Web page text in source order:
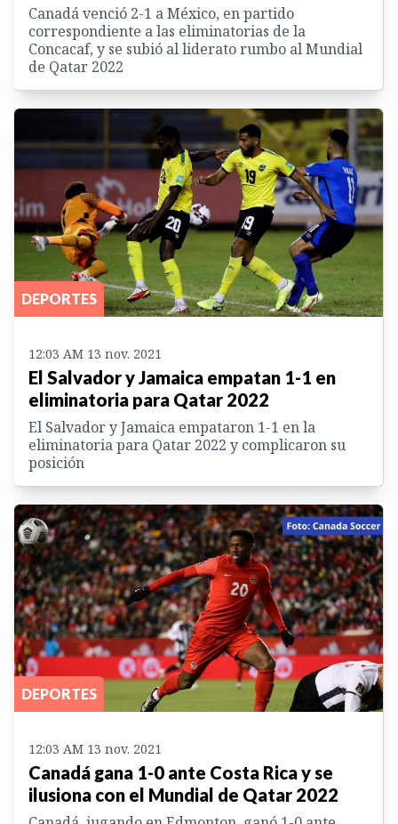
Canadá venció 2-1 a México, en partido
correspondiente a las eliminatorias de la
Concacaf, y se subió al liderato rumbo al Mundial
de Qatar 2022
DEPORTES
12:03 AM 13 nov. 2021
El Salvador y Jamaica empatan 1-1 en
eliminatoria para Qatar 2022
El Salvador y Jamaica empataron 1-1 en la
eliminatoria para Qatar 2022 y complicaron su
posición
DEPORTES
12:03 AM 13 nov. 2021
Canadá gana 1-0 ante Costa Rica y se
ilusiona con el Mundial de Qatar 2022